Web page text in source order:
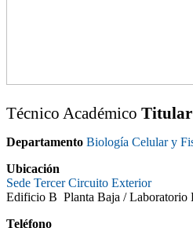
Técnico Académico
Departamento Biología Celular y
Ubicación
Sede Tercer Circuito Exterior
Edificio B Planta Baja / Laboratorio
Teléfono